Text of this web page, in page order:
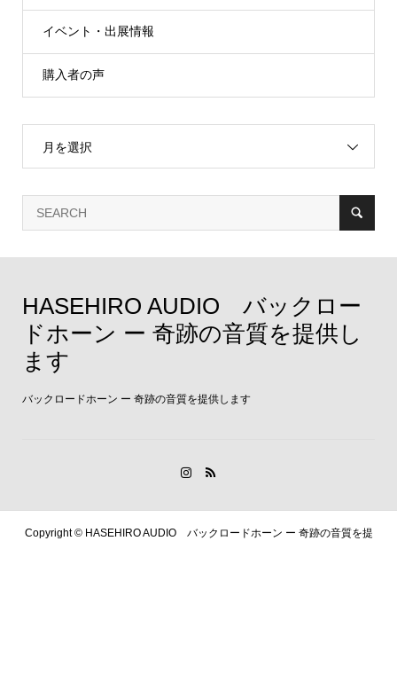
イベント・出展情報
購入者の声
月を選択
HASEHIRO AUDIO バックロー
ドホーン ー 奇跡の音質を提供し
ます
バックロードホーン ー 奇跡の音質を提供します
Copyright ©HASEHIRO AUDIO バックロードホーン ー 奇跡の音質を提